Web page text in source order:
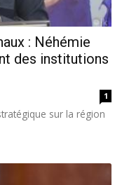
: Néhémie
des institutions
1
sur la région